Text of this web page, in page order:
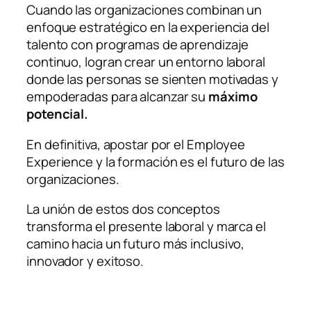
Cuando las organizaciones combinan un
enfoque estratégico en la experiencia del
talento con programas de aprendizaje
continuo, logran crear un entorno laboral
donde las personas se sienten motivadas y
empoderadas para alcanzar su máximo
potencial.
En definitiva, apostar por el Employee
Experience y la formación es el futuro de las
organizaciones.
La unión de estos dos conceptos
transforma el presente laboral y marca el
camino hacia un futuro más inclusivo,
innovador y exitoso.